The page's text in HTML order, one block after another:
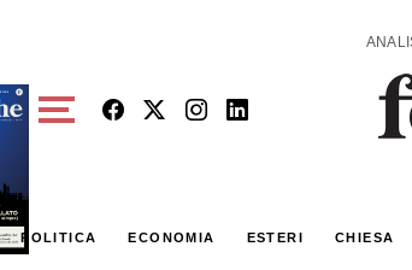
POLITICA ECONOMIA ESTERI CHIESA